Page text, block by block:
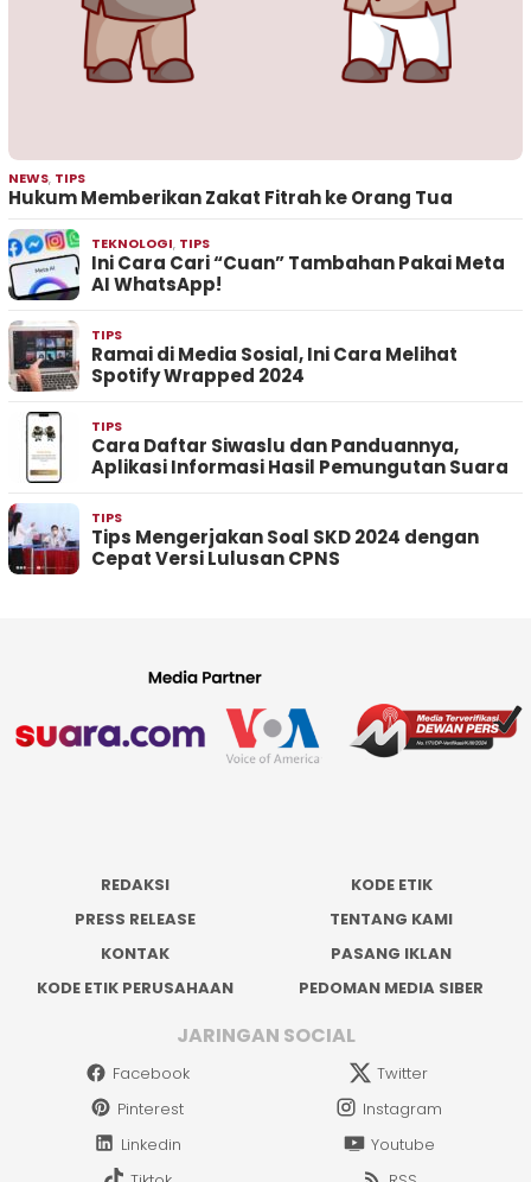
NEWS, TIPS
Hukum Memberikan Zakat Fitrah ke Orang Tua
TEKNOLOGI, TIPS
Ini Cara Cari “Cuan” Tambahan Pakai Meta
AI WhatsApp!
TIPS
Ramai di Media Sosial, Ini Cara Melihat
Spotify Wrapped 2024
TIPS
Cara Daftar Siwaslu dan Panduannya,
Aplikasi Informasi Hasil Pemungutan Suara
TIPS
Tips Mengerjakan Soal SKD 2024 dengan
Cepat Versi Lulusan CPNS
REDAKSI
KODE ETIK
PRESS RELEASE
TENTANG KAMI
KONTAK
PASANG IKLAN
KODE ETIK PERUSAHAAN
PEDOMAN MEDIA SIBER
JARINGAN SOCIAL
Facebook
Twitter
Pinterest
Instagram
Linkedin
Youtube